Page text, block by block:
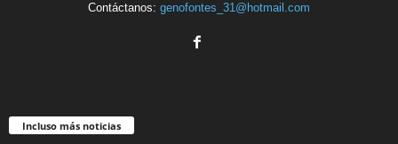
Contáctanos: genofontes_31@hotmail.com
Incluso más noticias